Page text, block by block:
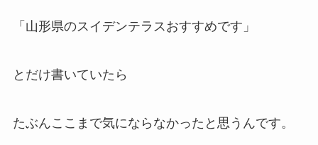
「山形県のスイデンテラスおすすめです」
とだけ書いていたら
たぶんここまで気にならなかったと思うんです。